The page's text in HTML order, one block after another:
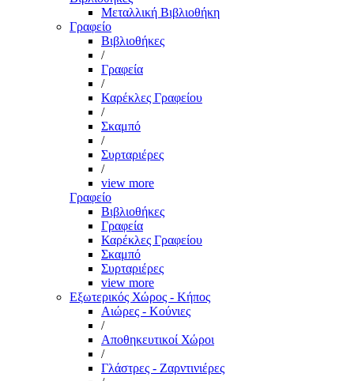
Μεταλλική Βιβλιοθήκη
Γραφείο
Βιβλιοθήκες
/
Γραφεία
/
Καρέκλες Γραφείου
/
Σκαμπό
/
Συρταριέρες
/
view more
Γραφείο
Βιβλιοθήκες
Γραφεία
Καρέκλες Γραφείου
Σκαμπό
Συρταριέρες
view more
Εξωτερικός Χώρος - Κήπος
Αιώρες - Κούνιες
/
Αποθηκευτικοί Χώροι
/
Γλάστρες - Ζαρντινιέρες